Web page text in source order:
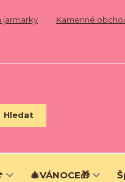
jarmarky
Kamenné
Hledat
🎄VÁNOCE🎁